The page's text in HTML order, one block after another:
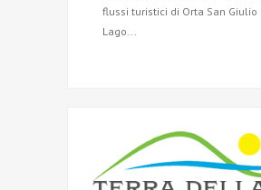
flussi turistici di Orta San Giulio
Lago...